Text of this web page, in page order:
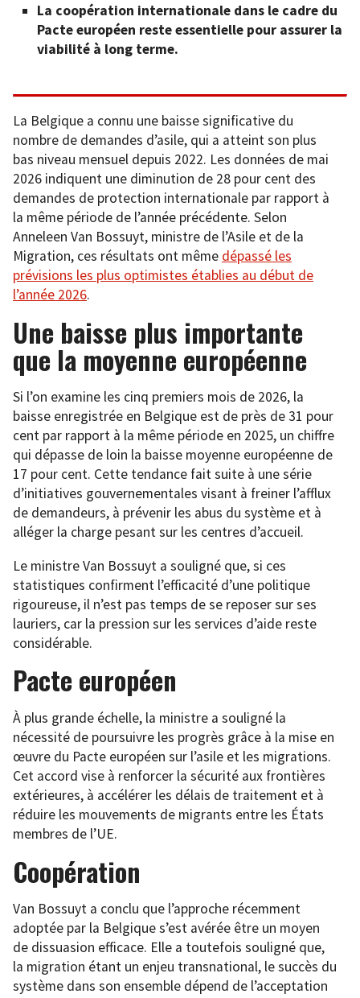
La coopération internationale dans le cadre du
Pacte européen reste essentielle pour assurer la
viabilité à long terme.
La Belgique a connu une baisse significative du
nombre de demandes d’asile, qui a atteint son plus
bas niveau mensuel depuis 2022. Les données de mai
2026 indiquent une diminution de 28 pour cent des
demandes de protection internationale par rapport à
la même période de l’année précédente. Selon
Anneleen Van Bossuyt, ministre de l’Asile et de la
Migration, ces résultats ont même dépassé les
prévisions les plus optimistes établies au début de
l’année 2026.
Une baisse plus importante
que la moyenne européenne
Si l’on examine les cinq premiers mois de 2026, la
baisse enregistrée en Belgique est de près de 31 pour
cent par rapport à la même période en 2025, un chiffre
qui dépasse de loin la baisse moyenne européenne de
17 pour cent. Cette tendance fait suite à une série
d’initiatives gouvernementales visant à freiner l’afflux
de demandeurs, à prévenir les abus du système et à
alléger la charge pesant sur les centres d’accueil.
Le ministre Van Bossuyt a souligné que, si ces
statistiques confirment l’efficacité d’une politique
rigoureuse, il n’est pas temps de se reposer sur ses
lauriers, car la pression sur les services d’aide reste
considérable.
Pacte européen
À plus grande échelle, la ministre a souligné la
nécessité de poursuivre les progrès grâce à la mise en
œuvre du Pacte européen sur l’asile et les migrations.
Cet accord vise à renforcer la sécurité aux frontières
extérieures, à accélérer les délais de traitement et à
réduire les mouvements de migrants entre les États
membres de l’UE.
Coopération
Van Bossuyt a conclu que l’approche récemment
adoptée par la Belgique s’est avérée être un moyen
de dissuasion efficace. Elle a toutefois souligné que,
la migration étant un enjeu transnational, le succès du
système dans son ensemble dépend de l’acceptation